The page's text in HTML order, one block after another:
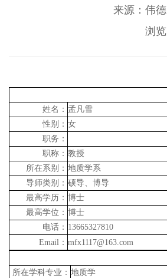
来源：伟
浏览
姓名： 孟凡雪
性别： 女
职务：
职称： 教授
所在系别： 地质学系
导师类别： 硕导、博导
最高学历： 博士
最高学位： 博士
电话： 13665327810
Email ： mfx1117@163.com
所在学科专业： 地质学